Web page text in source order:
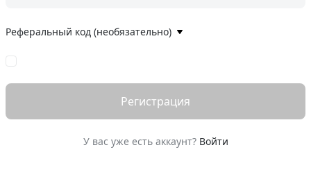
Реферальный код (необязательно)
Регистрация
У вас уже есть аккаунт? Войти